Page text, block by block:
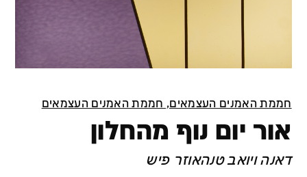
חממת האמנים העצמאים, חממת האמנים העצמאים
אור יום נוף מהחלון
דאנה ויואב טנהאוזר פיש